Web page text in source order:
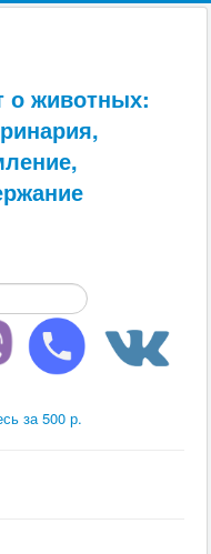
о животных:
за 500 р.